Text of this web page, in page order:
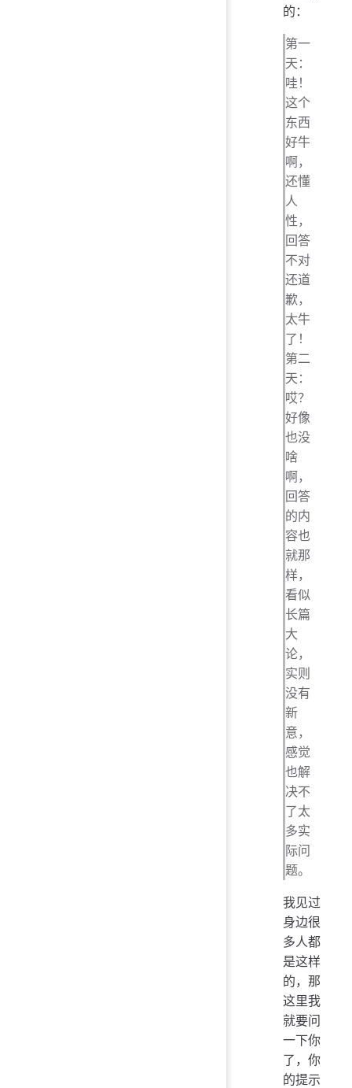
的：
第一
天：
哇！
这个
东西
好牛
啊，
还懂
人
性，
回答
不对
还道
歉，
太牛
了！
第二
天：
哎？
好像
也没
啥
啊，
回答
的内
容也
就那
样，
看似
长篇
大
论，
实则
没有
新
意，
感觉
也解
决不
了太
多实
际问
题。
我见过
身边很
多人都
是这样
的，那
这里我
就要问
一下你
了，你
的提示